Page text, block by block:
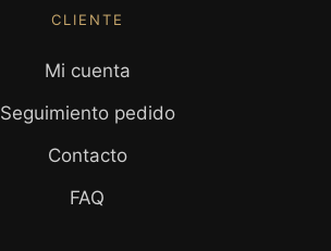
CLIENTE
Mi cuenta
Seguimiento pedido
Contacto
FAQ